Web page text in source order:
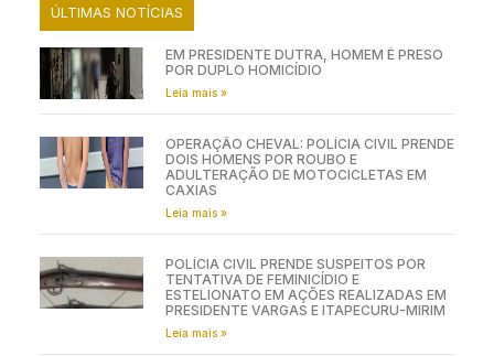
ÚLTIMAS NOTÍCIAS
EM PRESIDENTE DUTRA, HOMEM É PRESO
POR DUPLO HOMICÍDIO
Leia mais »
OPERAÇÃO CHEVAL: POLÍCIA CIVIL PRENDE
DOIS HOMENS POR ROUBO E
ADULTERAÇÃO DE MOTOCICLETAS EM
CAXIAS
Leia mais »
POLÍCIA CIVIL PRENDE SUSPEITOS POR
TENTATIVA DE FEMINICÍDIO E
ESTELIONATO EM AÇÕES REALIZADAS EM
PRESIDENTE VARGAS E ITAPECURU-MIRIM
Leia mais »